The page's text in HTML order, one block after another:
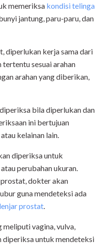
memeriksa kondisi telinga
jantung, paru-paru, dan
diperlukan kerja sama dari
sesuai arahan
arahan yang diberikan,
bila diperlukan dan
ini bertujuan
kelainan lain.
diperiksa untuk
perubahan ukuran.
dokter akan
guna mendeteksi ada
prostat
meliputi vagina, vulva,
diperiksa untuk mendeteksi